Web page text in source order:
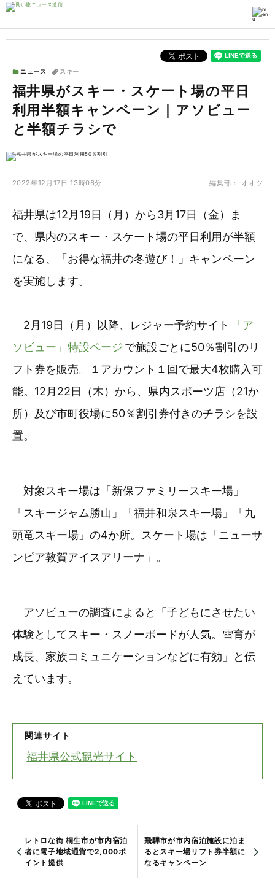
ニュース スキー
福井県がスキー・スケート場の平日
利用半額キャンペーン｜アソビュー
と半額チラシで
2022年12月17日 13時06分 編集部： オオツ
福井県は12月19日（月）から3月17日（金）ま
で、県内のスキー・スケート場の平日利用が半額
になる、「お得な福井の冬遊び！」キャンペーン
を実施します。
2月19日（月）以降、レジャー予約サイト
「ア
ソビュー」特設ページ で施設ごとに50％割引のリ
フト券を販売。１アカウント１回で最大4枚購入可
能。12月22日（木）から、県内スポーツ店（21か
所）及び市町役場に50％割引券付きのチラシを設
置。
対象スキー場は「新保ファミリースキー場」
「スキージャム勝山」「福井和泉スキー場」「九
頭竜スキー場」の4か所。スケート場は「ニューサ
ンピア敦賀アイスアリーナ」。
アソビューの調査によると「子どもにさせたい
体験としてスキー・スノーボードが人気。雪育が
成長、家族コミュニケーションなどに有効」と伝
えています。
関連サイト
福井県公式観光サイト
レトロな街 桐生市が市内宿泊
者に電子地域通貨で2,000ポ
イント提供
飛騨市が市内宿泊施設に泊ま
るとスキー場リフト券半額に
なるキャンペーン